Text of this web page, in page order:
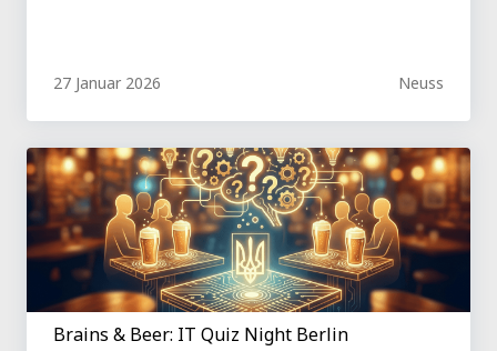
27 Januar 2026 Neuss
Brains & Beer: IT Quiz Night Berlin